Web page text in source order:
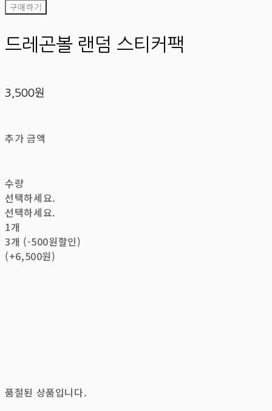
구매하기
드레곤볼 랜덤 스티커팩
3,500원
추가 금액
수량
선택하세요.
선택하세요.
1개
3개 (-500원할인)
(+6,500원)
품절된 상품입니다.